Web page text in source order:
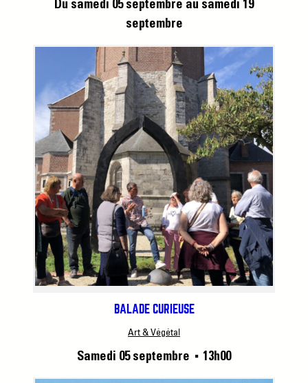
Du samedi 05 septembre au samedi 19
septembre
BALADE CURIEUSE
Art & Végétal
Samedi 05 septembre ■ 13h00